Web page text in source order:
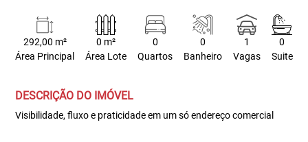
292,00 m²
Área Principal
0 m²
Área Lote
0
Quartos
0
Banheiro
1
Vagas
0
Suite
DESCRIÇÃO DO IMÓVEL
Visibilidade, fluxo e praticidade em um só endereço comercial